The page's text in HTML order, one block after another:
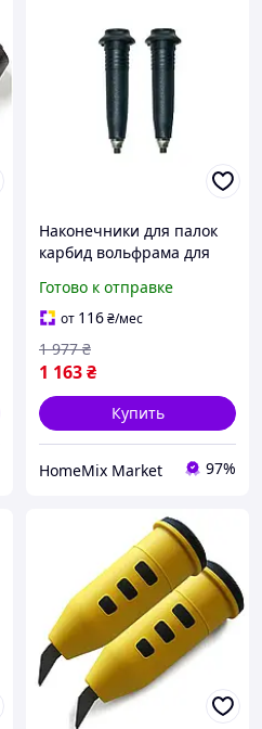
Наконечники для палок
карбид вольфрама для
Gabel HM-9266
Готово к отправке
от 116₴/мес
1 163₴
1 977 ₴
Купить
HomeMix Market 97%